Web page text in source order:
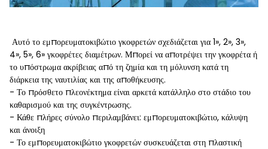
Αυτό το εμπορευματοκιβώτιο γκοφρετών σχεδιάζεται για 1», 2», 3»,
4», 5», 6» γκοφρέτες διαμέτρων. Μπορεί να αποτρέψει την γκοφρέτα ή
το υπόστρωμα ακρίβειας από τη ζημία και τη μόλυνση κατά τη
διάρκεια της ναυτιλίας και της αποθήκευσης.
- Το πρόσθετο πλεονέκτημα είναι αρκετά κατάλληλο στο στάδιο του
καθαρισμού και της συγκέντρωσης.
- Κάθε πλήρες σύνολο περιλαμβάνει: εμπορευματοκιβώτιο, κάλυψη
και άνοιξη
- Το εμπορευματοκιβώτιο γκοφρετών συσκευάζεται στη πλαστική